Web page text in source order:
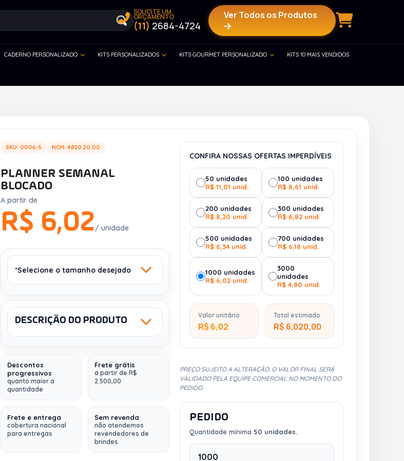
SOLICITE UM
ORÇAMENTO
(11) 2684-4724
Ver Todos os Produtos
CADERNO PERSONALIZADO KITS PERSONALIZADOS KITS GOURMET PERSONALIZADO KITS 10 MAIS VENDIDOS
SKU: 0006-5 NCM: 4820.20.00
PLANNER SEMANAL
BLOCADO
A partir de
R$ 6,02/ unidade
*Selecione o tamanho desejado
25 VIAS
50 VIAS
DESCRIÇÃO DO PRODUTO
UPlanner Semanal
Cores:
Acabamento:
Blocado (Colado)
Descontos
progressivos
quanto maior a
quantidade
Frete grátis
a partir de R$
2.500,00
Frete e entrega
cobertura nacional
para entregas
Sem revenda
não atendemos
revendedores de
brindes
CONFIRA NOSSAS OFERTAS IMPERDÍVEIS
50 unidades
R$ 11,01 unid.
100 unidades
R$ 8,61 unid.
200 unidades
R$ 8,20 unid.
300 unidades
R$ 6,82 unid.
500 unidades
R$ 6,34 unid.
700 unidades
R$ 6,18 unid.
1000 unidades
R$ 6,02 unid.
3000
unidades
R$ 4,80 unid.
Valor unitário
R$ 6,02
Total estimado
R$ 6.020,00
PREÇO SUJEITO A ALTERAÇÃO. O VALOR FINAL SERÁ
VALIDADO PELA EQUIPE COMERCIAL NO MOMENTO DO
PEDIDO.
PEDIDO
Quantidade mínima 50 unidades.